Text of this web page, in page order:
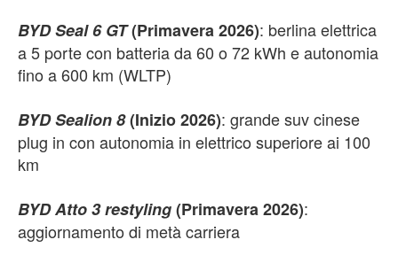
BYD Seal 6 GT(Primavera 2026): berlina elettrica
a 5 porte con batteria da 60 o 72 kWh e autonomia
fino a 600 km (WLTP)
BYD Sealion 8(Inizio 2026): grande suv cinese
plug in con autonomia in elettrico superiore ai 100
km
BYD Atto 3 restyling(Primavera 2026):
aggiornamento di metà carriera